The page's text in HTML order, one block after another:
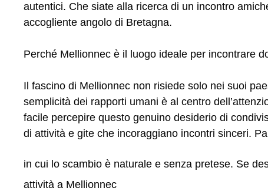
autentici. Che siate alla ricerca di un incontro
accogliente angolo di Bretagna.
Perché Mellionnec è il luogo ideale per incontrare
Il fascino di Mellionnec non risiede solo nei suoi
semplicità dei rapporti umani è al centro
facile percepire questo genuino desiderio di
di attività e gite che incoraggiano incontri sinceri.
in cui lo scambio è naturale e senza pretese. Se
attività a Mellionnec